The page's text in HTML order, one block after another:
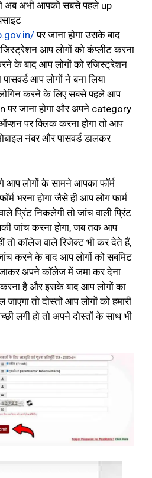
अब अभी आपको सबसे पहले up
पर जाना होगा उसके बाद
आप लोगों को कंप्लीट करना
के बाद आप लोगों को रजिस्ट्रेशन
आप लोगों ने बना लिया
करने के लिए सबसे पहले आप
पर जाना होगा और अपने category
पर क्लिक करना होगा तो आप
नंबर और पासवर्ड डालकर
लोगों के सामने आपका फॉर्म
भरना होगा जैसे ही आप लोग फार्म
प्रिंट निकलेगी तो जांच वाली प्रिंट
जांच करना होगा, जब तक आप
तो कॉलेज वाले रिजेक्ट भी कर देते हैं,
करने के बाद आप लोगों को सबमिट
अपने कॉलेज में जमा कर देना
करना है और इसके बाद आप लोगों का
तो दोस्तों आप लोगों को हमारी
लगी हो तो अपने दोस्तों के साथ भी